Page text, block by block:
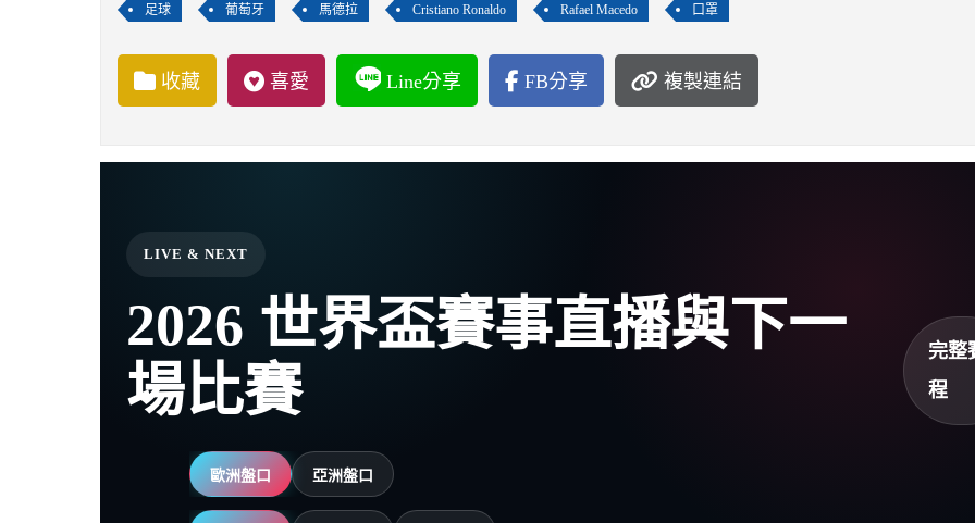
足球 葡萄牙 馬德拉 Cristiano Ronaldo Rafael Macedo 口罩
收藏 喜愛 Line分享 FB分享 複製連結
LIVE & NEXT
2026 世界盃賽事直播與下一
場比賽
完整
程
歐洲盤口 亞洲盤口